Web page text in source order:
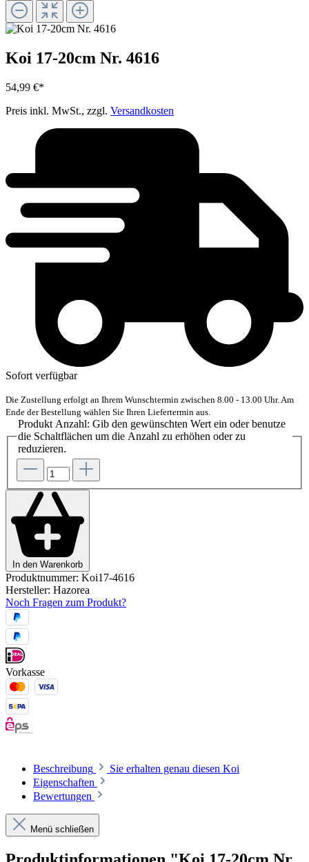
Koi 17-20cm Nr. 4616
54,99 €*
Preis inkl. MwSt., zzgl. Versandkosten
Sofort verfügbar
Die Zustellung erfolgt an Ihrem Wunschtermin zwischen 8.00 - 13.00 Uhr. Am
Ende der Bestellung wählen Sie Ihren Liefertermin aus.
Produkt Anzahl: Gib den gewünschten Wert ein oder benutze
die Schaltflächen um die Anzahl zu erhöhen oder zu
reduzieren.
In den Warenkorb
Produktnummer: Koi17-4616
Hersteller: Hazorea
Noch Fragen zum Produkt?
Vorkasse
Beschreibung
Sie erhalten genau diesen Koi
Eigenschaften
Bewertungen
Menü schließen